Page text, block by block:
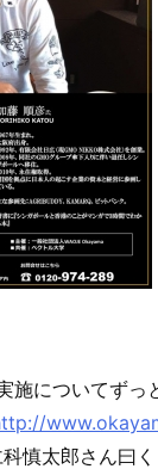
施についてずっ
慎太郎さん曰